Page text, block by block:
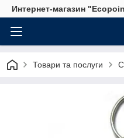
Интернет-магазин
Товари та послуги